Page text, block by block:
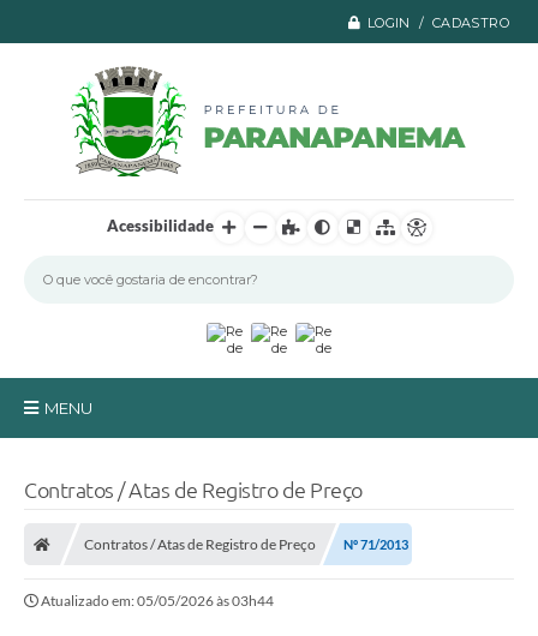
LOGIN / CADASTRO
Acessibilidade
MENU
Transparência
Contratos / Atas de Registro de Preço
Contratos / Atas de Registro de Preço Nº 71/2013
Atualizado em: 05/05/2026 às 03h44